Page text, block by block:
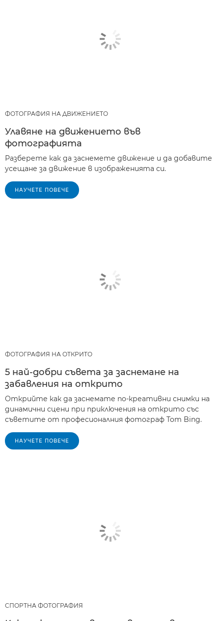
ФОТОГРАФИЯ НА ДВИЖЕНИЕТО
Улавяне на движението във
фотографията
Разберете как да заснемете движение и да добавите
усещане за движение в изображенията си.
НАУЧЕТЕ ПОВЕЧЕ
ФОТОГРАФИЯ НА ОТКРИТО
5 най-добри съвета за заснемане на
забавления на открито
Открийте как да заснемате по-креативни снимки на
динамични сцени при приключения на открито със
съветите от професионалния фотограф Tom Bing.
НАУЧЕТЕ ПОВЕЧЕ
СПОРТНА ФОТОГРАФИЯ